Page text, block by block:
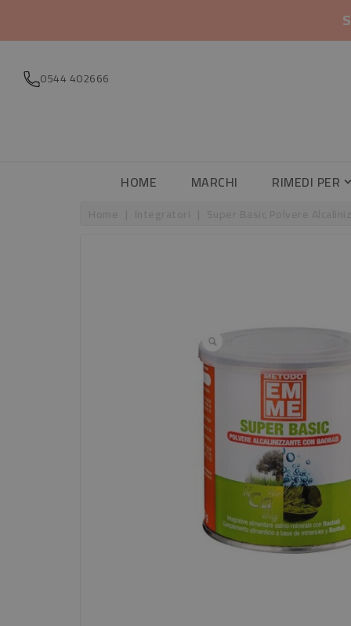
0544 402666
HOME MARCHI RIMEDI PER